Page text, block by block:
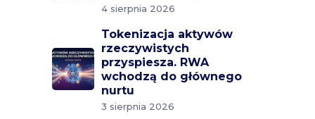
4 sierpnia 2026
Tokenizacja aktywów
rzeczywistych
przyspiesza. RWA
wchodzą do głównego
nurtu
3 sierpnia 2026